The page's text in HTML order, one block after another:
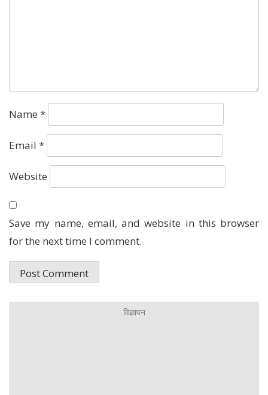
Name *
Email *
Website
Save my name, email, and website in this browser
for the next time I comment.